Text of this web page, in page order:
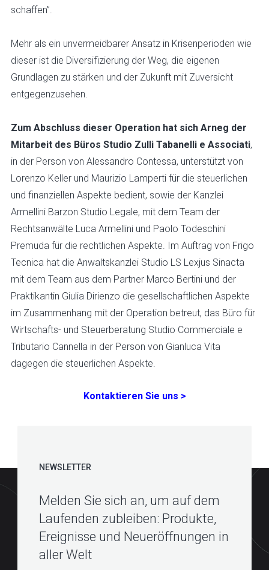
schaffen”.
Mehr als ein unvermeidbarer Ansatz in Krisenperioden wie
dieser ist die Diversifizierung der Weg, die eigenen
Grundlagen zu stärken und der Zukunft mit Zuversicht
entgegenzusehen.
Zum Abschluss dieser Operation hat sich Arneg der
Mitarbeit des Büros Studio Zulli Tabanelli e Associati,
in der Person von Alessandro Contessa, unterstützt von
Lorenzo Keller und Maurizio Lamperti für die steuerlichen
und finanziellen Aspekte bedient, sowie der Kanzlei
Armellini Barzon Studio Legale, mit dem Team der
Rechtsanwälte Luca Armellini und Paolo Todeschini
Premuda für die rechtlichen Aspekte. Im Auftrag von Frigo
Tecnica hat die Anwaltskanzlei Studio LS Lexjus Sinacta
mit dem Team aus dem Partner Marco Bertini und der
Praktikantin Giulia Dirienzo die gesellschaftlichen Aspekte
im Zusammenhang mit der Operation betreut, das Büro für
Wirtschafts- und Steuerberatung Studio Commerciale e
Tributario Cannella in der Person von Gianluca Vita
dagegen die steuerlichen Aspekte.
Kontaktieren Sie uns >
NEWSLETTER
Melden Sie sich an, um auf dem
Laufenden zubleiben: Produkte,
Ereignisse und Neueröffnungen in
aller Welt